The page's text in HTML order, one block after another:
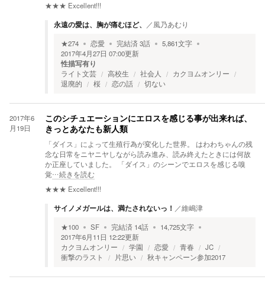
★★★ Excellent!!!
永遠の愛は、胸が痛むほど、 ／風乃あむり
★274 恋愛 完結済3話 5,861文字
2017年4月27日 07:00更新
性描写有り
ライト文芸 高校生 社会人
カクヨムオンリー
退廃的
桜 恋の話 切ない
2017年6
月19日
このシチュエーションにエロスを感じる事が出来れば、
きっとあなたも新人類
「ダイス」によって生殖行為が変化した世界。 はわわちゃんの残
念な日常をニヤニヤしながら読み進み、読み終えたときには何故
か正座していました。 「ダイス」のシーンでエロスを感じる嗅
覚…続きを読む
★★★ Excellent!!!
サイノメガールは、満たされないっ！ ／維嶋津
★100 SF 完結済 14話 14,725文字
2017年6月11日 12:22更新
カクヨムオンリー
学園 恋愛 青春
JC
衝撃のラスト
片思い 秋キャンペーン参加2017